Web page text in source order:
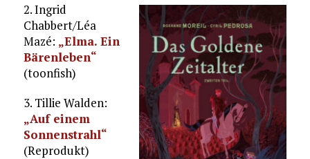
2. Ingrid
Chabbert/Léa
Mazé: „Elma. Ein
Bärenleben“
(toonfish)
3. Tillie Walden:
„Auf einem
Sonnenstrahl“
(Reprodukt)